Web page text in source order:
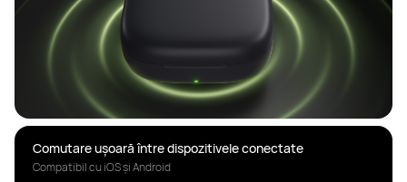
Comutare ușoară între dispozitivele conectate
Compatibil cu iOS și Android